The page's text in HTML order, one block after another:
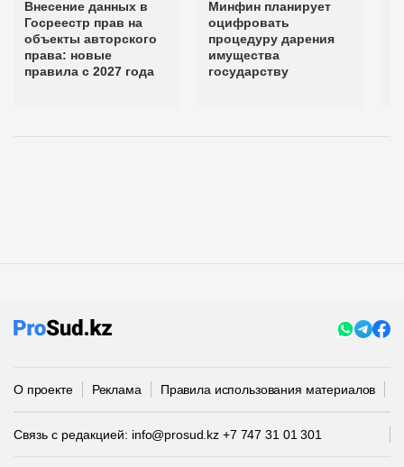
Внесение данных в
Госреестр прав на
объекты авторского
права: новые
правила с 2027 года
Минфин планирует
оцифровать
процедуру дарения
имущества
государству
О проекте Реклама Правила использования материалов
Связь с редакцией: info@prosud.kz +7 747 31 01 301